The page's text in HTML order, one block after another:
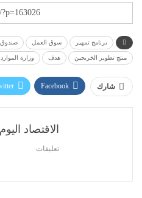
برنامج تمهير سوق العمل صندوق
منتج تطوير الخريجين هدف وزارة
شارك Facebook
الاقتصاد اليوم
تعليقات